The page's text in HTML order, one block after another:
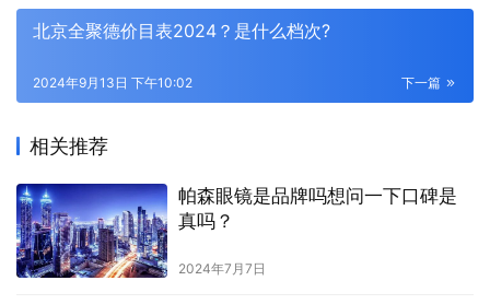
北京全聚德价目表2024？是什么档次?
下一篇
2024年9月13日 下午10:02
相关推荐
帕森眼镜是品牌吗想问一下口碑是
真吗？
2024年7月7日